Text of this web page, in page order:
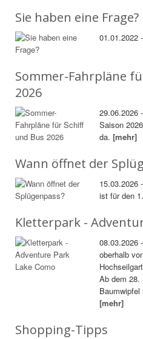
Sie haben eine Frage?
01.01.2022
Sommer-Fahrpläne
2026
29.06.2026
Saison
da.[mehr]
Wann öffnet der
15.03.2026
ist für den
Kletterpark -
08.03.2026
oberhalb
Ab dem
[mehr]
Shopping-Tipps